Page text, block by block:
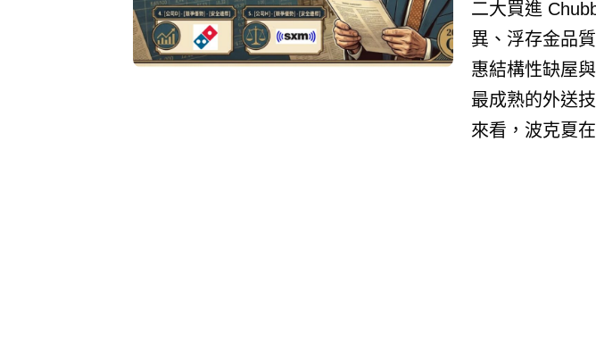
二大買進
異、浮存金品
惠結構性缺屋
最成熟的外送
來看，波克夏